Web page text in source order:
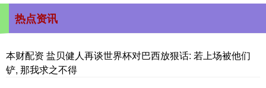
热点资讯
本财配资 盐贝健人再谈世界杯对巴西放狠话: 若上场被他们
铲, 那我求之不得